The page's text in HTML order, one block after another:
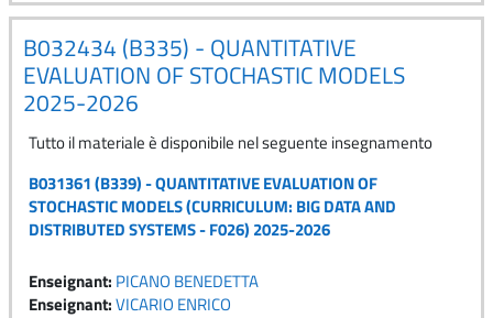
B032434 (B335) - QUANTITATIVE
EVALUATION OF STOCHASTIC MODELS
2025-2026
Tutto il materiale è disponibile nel seguente insegnamento
B031361 (B339) - QUANTITATIVE EVALUATION OF
STOCHASTIC MODELS (CURRICULUM: BIG DATA AND
DISTRIBUTED SYSTEMS - F026) 2025-2026
Enseignant: PICANO BENEDETTA
Enseignant:VICARIO ENRICO